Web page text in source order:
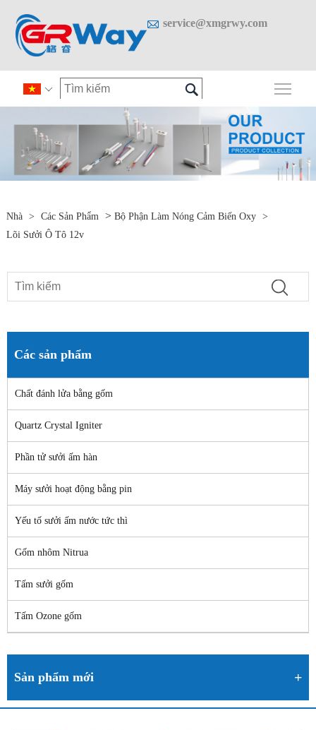
 service@xmgrwy.com
 
Nhà > Các Sản Phẩm > Bộ Phận Làm Nóng Cảm Biến Oxy
>
Lõi Sưởi Ô Tô 12v
Các sản phẩm
Chất đánh lửa bằng gốm
Quartz Crystal Igniter
Phần tử sưởi ấm hàn
Máy sưởi hoạt động bằng pin
Yếu tố sưởi ấm nước tức thì
Gốm nhôm Nitrua
Tấm sưởi gốm
Tấm Ozone gốm
Sản phẩm mới